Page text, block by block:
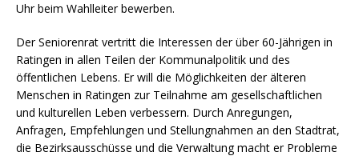
Uhr beim Wahlleiter bewerben.
Der Seniorenrat vertritt die Interessen der über 60-Jährigen in
Ratingen in allen Teilen der Kommunalpolitik und des
öffentlichen Lebens. Er will die Möglichkeiten der älteren
Menschen in Ratingen zur Teilnahme am gesellschaftlichen
und kulturellen Leben verbessern. Durch Anregungen,
Anfragen, Empfehlungen und Stellungnahmen an den Stadtrat,
die Bezirksausschüsse und die Verwaltung macht er Probleme